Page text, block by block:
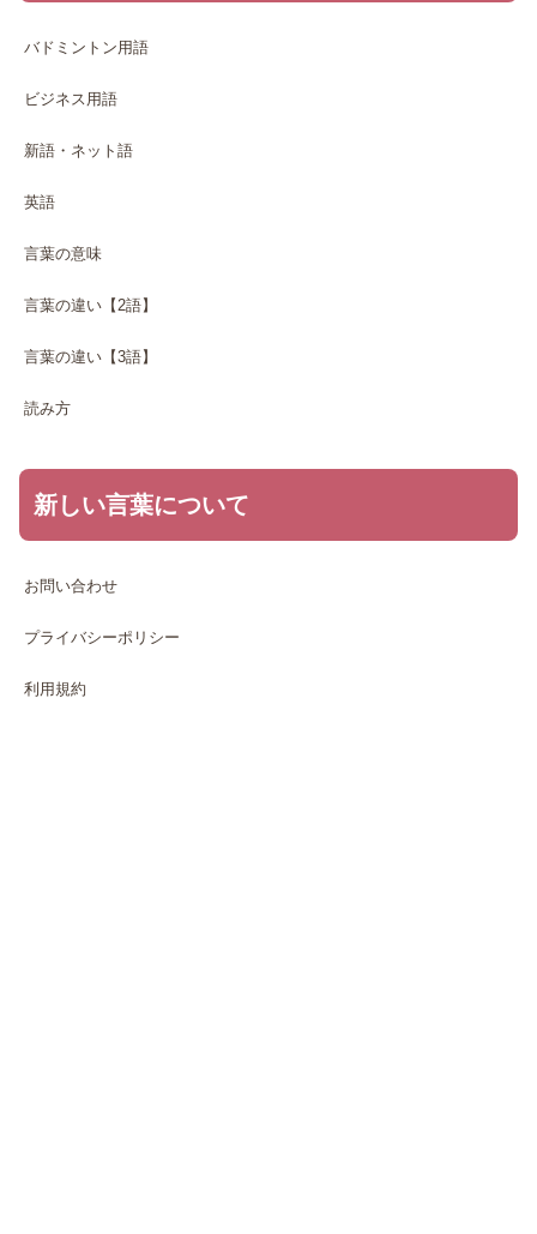
バドミントン用語
ビジネス用語
新語・ネット語
英語
言葉の意味
言葉の違い【2語】
言葉の違い【3語】
読み方
新しい言葉について
お問い合わせ
プライバシーポリシー
利用規約